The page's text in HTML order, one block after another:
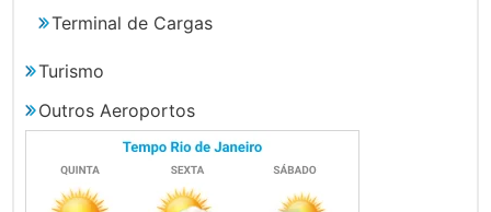
Terminal de Cargas
Turismo
Outros Aeroportos